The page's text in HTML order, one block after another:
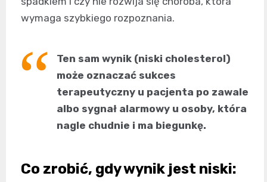
wymaga szybkiego rozpoznania.
Ten sam wynik (niski cholesterol)
może oznaczać sukces
terapeutyczny u pacjenta po zawale
albo sygnał alarmowy u osoby, która
nagle chudnie i ma biegunkę.
Co zrobić, gdy wynik jest niski: